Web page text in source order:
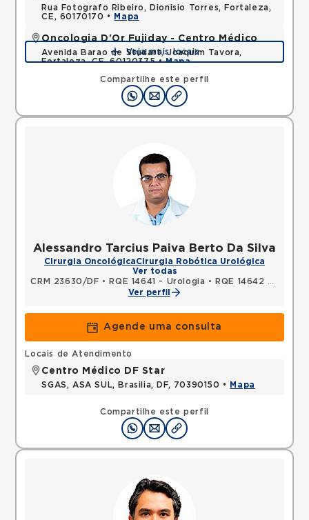
Compartilhe este perfil
Rua Fotografo Ribeiro, Dionisio Torres, Fortaleza,
CE, 60170170 •
Mapa
Oncologia D'Or Fujiday - Centro Médico
Avenida Barao de Studart, Joaquim Tavora,
Fortaleza, CE, 60120375 •Mapa
Veja mais locais
Alessandro Tarcius Paiva Berto Da Silva
Cirurgia OncológicaCirurgia Robótica Urológica
Ver todas
CRM 23630/DF • RQE 14641 - Urologia •
RQE 14642 - Cirurgia geral
Ver perfil
Agende uma consulta
Compartilhe este perfil
Locais de Atendimento
Centro Médico DF Star
SGAS, ASA SUL, Brasilia, DF, 70390150 • Mapa